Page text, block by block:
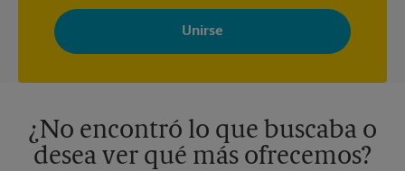
Al registrarse, acepta recibir correos electrónicos de The UPS
Store con noticias, ofertas especiales, promociones y mensajes
adaptados a sus intereses. Puede darse de baja en cualquier
momento. Para más información, consulte nuestra política de
¿No encontró lo que buscaba o
desea ver qué más ofrecemos?